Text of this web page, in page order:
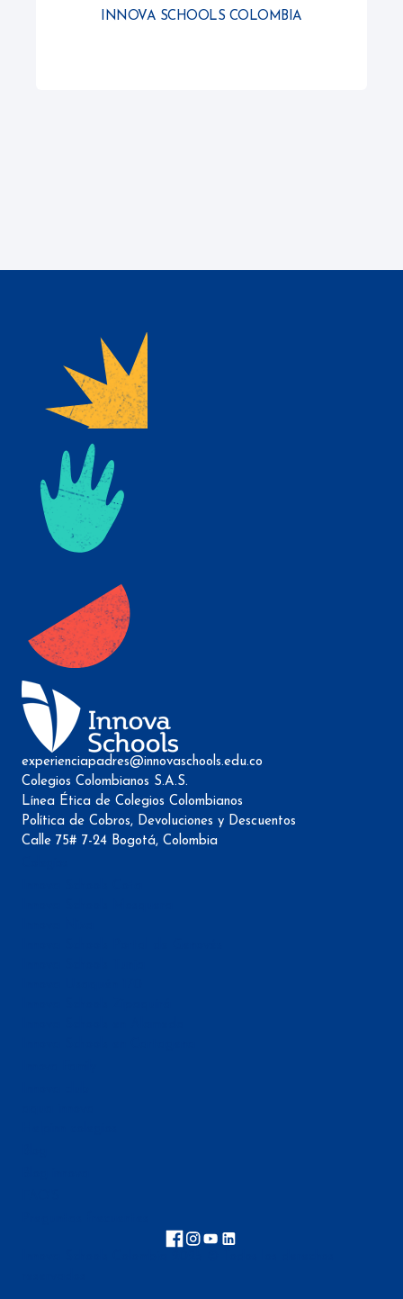
INNOVA SCHOOLS COLOMBIA
experienciapadres@innovaschools.edu.co
Colegios Colombianos S.A.S.
Línea Ética de Colegios Colombianos
Política de Cobros, Devoluciones y Descuentos
Calle 75# 7-24 Bogotá, Colombia